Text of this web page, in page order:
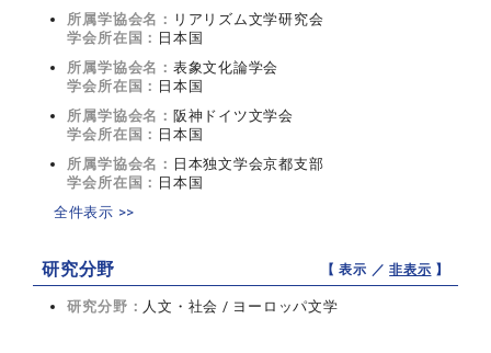
所属学協会名： リアリズム文学研究会
学会所在国： 日本国
所属学協会名： 表象文化論学会
学会所在国： 日本国
所属学協会名： 阪神ドイツ文学会
学会所在国： 日本国
所属学協会名： 日本独文学会京都支部
学会所在国： 日本国
全件表示 >>
研究分野 【 表示 ／非表示 】
研究分野： 人文・社会 / ヨーロッパ文学